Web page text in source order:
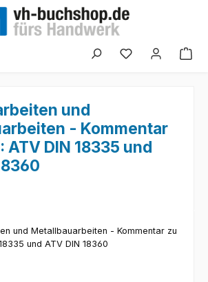
und
- Kommentar
ATV DIN 18335 und